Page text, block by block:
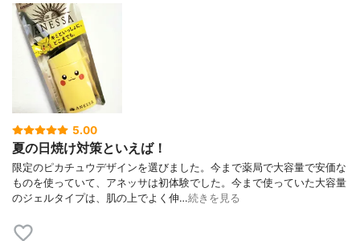
5.00
夏の日焼け対策といえば！
限定のピカチュウデザインを選びました。今まで薬局で大容量で安価な
ものを使っていて、アネッサは初体験でした。今まで使っていた大容量
のジェルタイプは、肌の上でよく伸…続きを見る